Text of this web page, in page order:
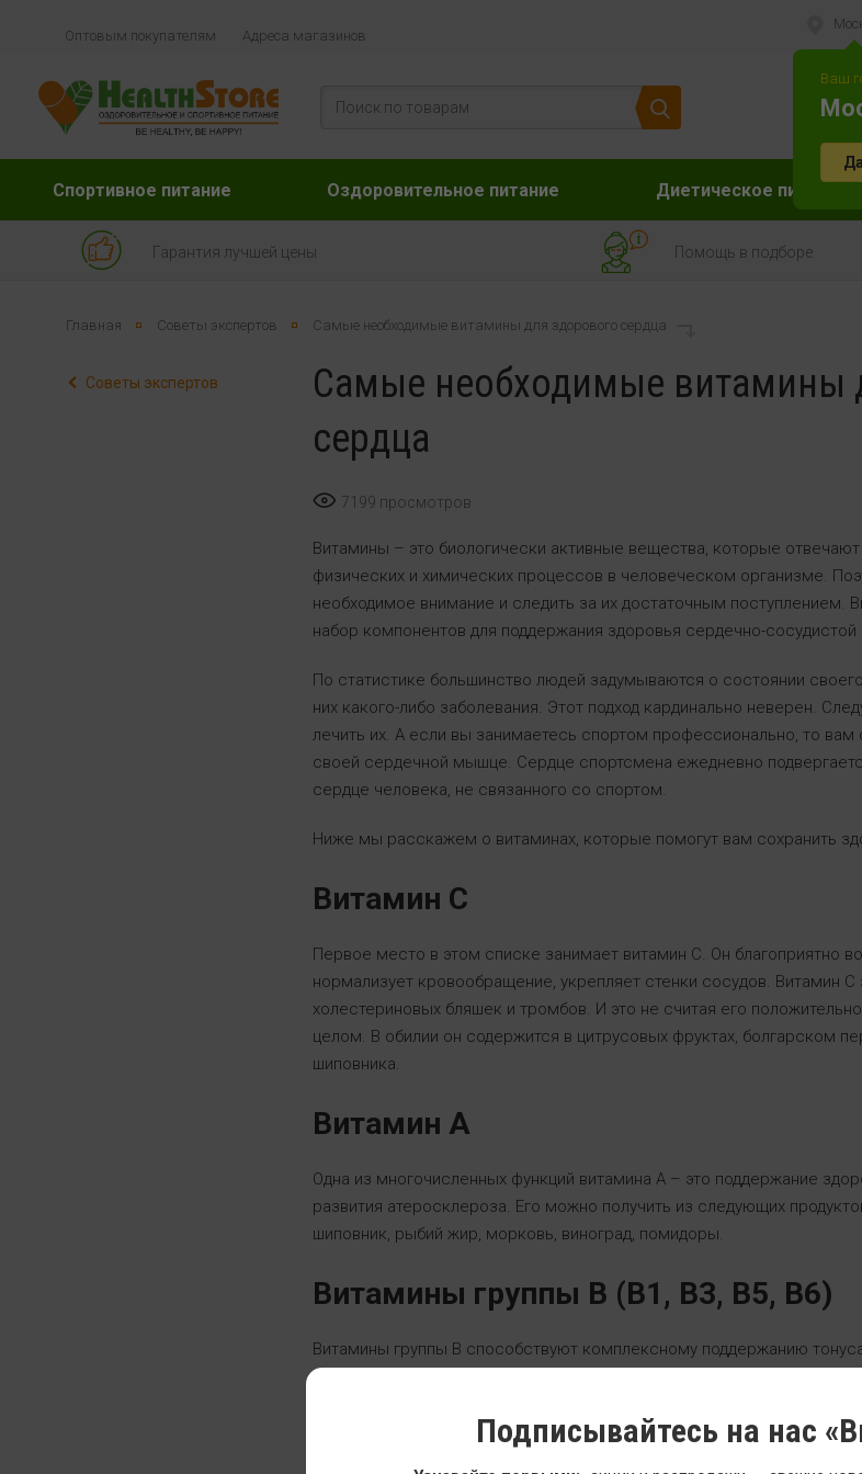
Оптовым покупателям Адреса магазинов
Спортивное питание Оздоровительное питание Диетическое питание
Гарантия лучшей цены Помощь в подборе
Главная Советы экспертов Самые необходимые витамины для здорового сердца
Советы экспертов
Самые необходимые витамины
сердца
7199 просмотров
Витамины – это биологически активные вещества, которые
физических и химических процессов в человеческом организме.
необходимое внимание и следить за их достаточным поступлением.
набор компонентов для поддержания здоровья сердечно-
По статистике большинство людей задумываются о состоянии
них какого-либо заболевания. Этот подход кардинально неверен.
лечить их. А если вы занимаетесь спортом профессионально, то
своей сердечной мышце. Сердце спортсмена ежедневно
сердце человека, не связанного со спортом.
Ниже мы расскажем о витаминах, которые помогут вам сохранить
Витамин С
Первое место в этом списке занимает витамин С. Он благоприятно
нормализует кровообращение, укрепляет стенки сосудов. Витамин
холестериновых бляшек и тромбов. И это не считая его
целом. В обилии он содержится в цитрусовых фруктах, болгарском
шиповника.
Витамин А
Одна из многочисленных функций витамина А – это поддержание
развития атеросклероза. Его можно получить из следующих
шиповник, рыбий жир, морковь, виноград, помидоры.
Витамины группы В (В1, В3, В5, В6)
Витамины группы В способствуют комплексному поддержанию
влияют на состояние сосудов и нервную систему, помогают в
Витамин Е
Ваш
Подписывайтесь на нас